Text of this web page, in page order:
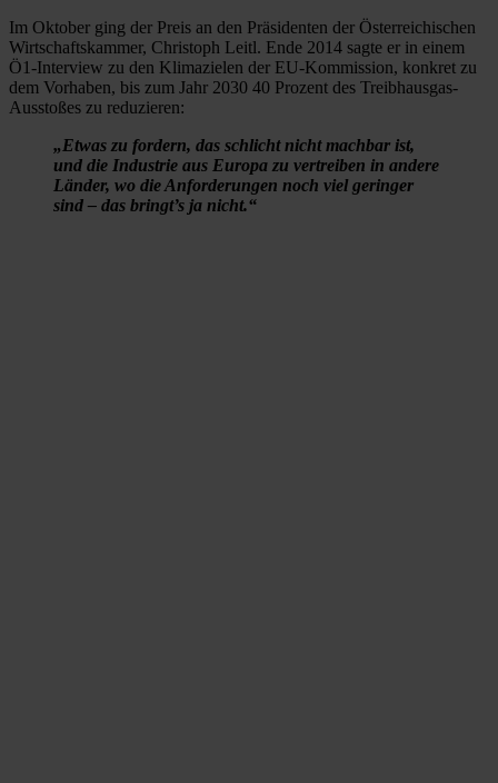
Im Oktober ging der Preis an den Präsidenten der Österreichischen
Wirtschaftskammer, Christoph Leitl. Ende 2014 sagte er in einem
Ö1-Interview zu den Klimazielen der EU-Kommission, konkret zu
dem Vorhaben, bis zum Jahr 2030 40 Prozent des Treibhausgas-
Ausstoßes zu reduzieren:
„Etwas zu fordern, das schlicht nicht machbar ist,
und die Industrie aus Europa zu vertreiben in andere
Länder, wo die Anforderungen noch viel geringer
sind – das bringt’s ja nicht.“